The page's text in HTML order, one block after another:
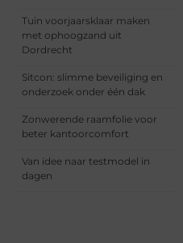
Tuin voorjaarsklaar maken
met ophoogzand uit
Dordrecht
Sitcon: slimme beveiliging en
onderzoek onder één dak
Zonwerende raamfolie voor
beter kantoorcomfort
Van idee naar testmodel in
dagen